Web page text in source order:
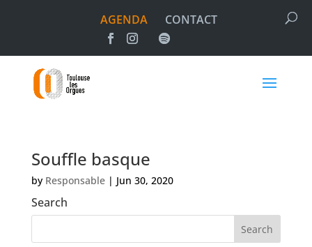
AGENDA CONTACT
Souffle basque
by Responsable| Jun 30, 2020
Search